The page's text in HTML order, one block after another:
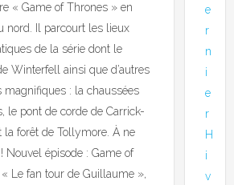
« Game of Thrones » en
nord. Il parcourt les lieux
de la série dont le
Winterfell ainsi que d’autres
magnifiques : la chaussées
le pont de corde de Carrick-
la forêt de Tollymore. À ne
Nouvel épisode : Game of
Le fan tour de Guillaume »,
e
r
n
i
e
r
H
i
v